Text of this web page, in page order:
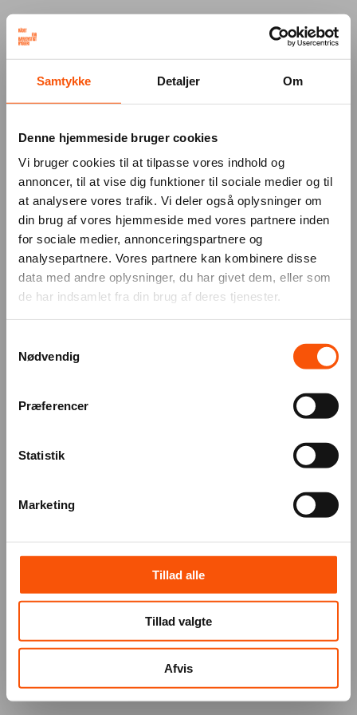
Samtykke Detaljer Om
Denne hjemmeside bruger cookies
Vi bruger cookies til at tilpasse vores indhold og
annoncer, til at vise dig funktioner til sociale medier og til
at analysere vores trafik. Vi deler også oplysninger om
din brug af vores hjemmeside med vores partnere inden
for sociale medier, annonceringspartnere og
analysepartnere. Vores partnere kan kombinere disse
data med andre oplysninger, du har givet dem, eller som
de har indsamlet fra din brug af deres tjenester.
Nødvendig
Præferencer
Statistik
Marketing
Tillad alle
Tillad valgte
Afvis
Your browser was unable to load
again in a few moments and make sure not
to use ad-blockers.